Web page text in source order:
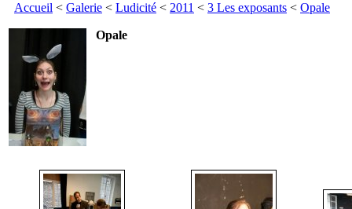
Accueil < Galerie < Ludicité < 2011 < 3 Les exposants < Opale
Opale